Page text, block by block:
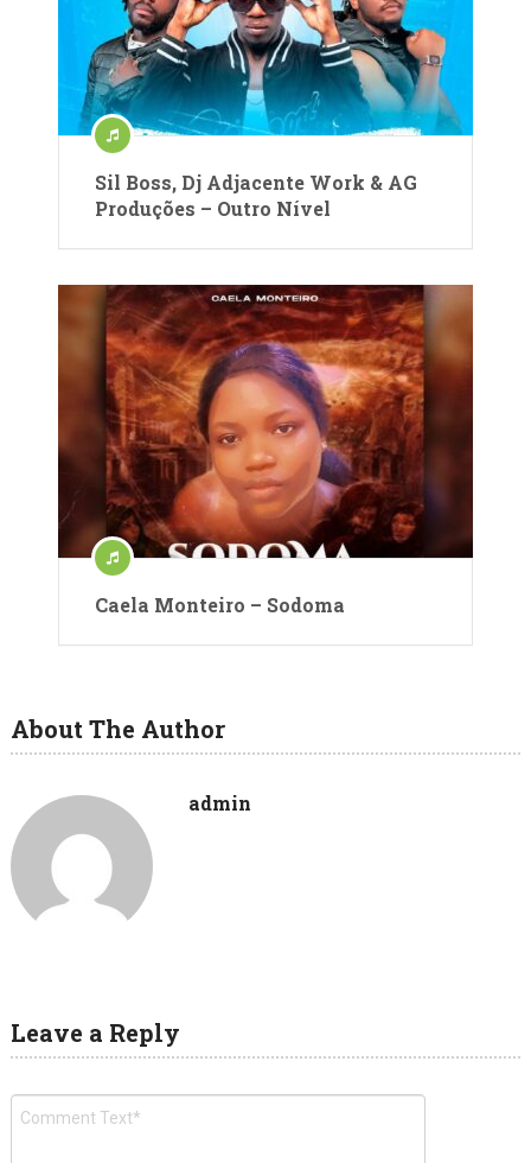
Sil Boss, Dj Adjacente Work & AG
Produções – Outro Nível
Caela Monteiro – Sodoma
About The Author
admin
Leave a Reply